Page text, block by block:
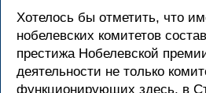
Хотелось бы отметить, что
нобелевских комитетов
престижа Нобелевской
деятельности не только
функционирующих здесь, в